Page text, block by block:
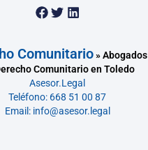
Comunitario»Abogados
Comunitario en Toledo
Asesor.Legal
Teléfono: 668 51 00 87
Email: info@asesor.legal